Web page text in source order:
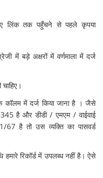
लिंक तक पहुँचने से पहले कृपया
में बड़े अक्षरों में वर्णमाला में दर्ज
कॉलम में दर्ज किया जाना है । जैसे
है और डीडी / एमएम / वाईवाई
है तो उस व्यक्ति का पासवर्ड
हमारे रिकॉर्ड में उपलब्ध नहीं है। ऐसे